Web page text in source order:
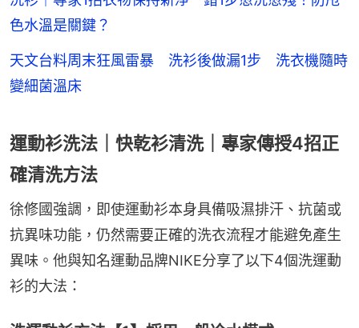
色水溫是關鍵？
天文台料周末狂風雷暴 洗衫後做漏1步 洗衣機隨時
變細菌溫床
運動衫洗法｜快乾衫清洗｜專家傳授4招正
確清洗方法
徐修國強調，即使運動衫本身具備吸濕排汗、抗菌或
抗異味功能，仍然需要正確的洗衣流程才能避免產生
異味。他與知名運動品牌NIKE分享了以下4個洗運動
衫的大法：